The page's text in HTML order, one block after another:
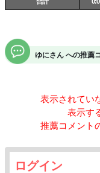
ゆにさん への推薦
表示されてい
表示す
推薦コメント
ログイン